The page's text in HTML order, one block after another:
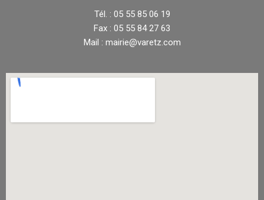
Tél. : 05 55 85 06 19
Fax : 05 55 84 27 63
Mail : mairie@varetz.com